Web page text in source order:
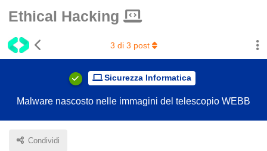
Ethical Hacking
Sicurezza Informatica
Malware nascosto nelle immagini del telescopio WEBB
Condividi
3 di 3 post